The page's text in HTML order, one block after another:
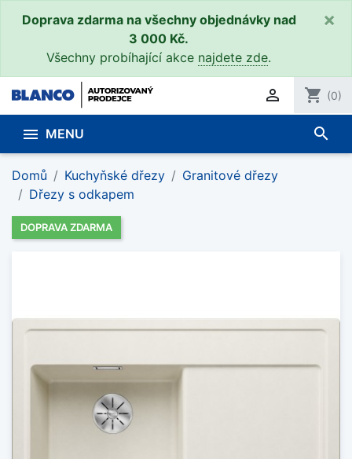
Doprava zdarma na všechny objednávky nad
3 000 Kč.
Všechny probíhající akce najdete zde.
×
 shopping_cart (0)
 MENU search
Domů Kuchyňské dřezy
Granitové dřezy
Dřezy s odkapem
DOPRAVA ZDARMA